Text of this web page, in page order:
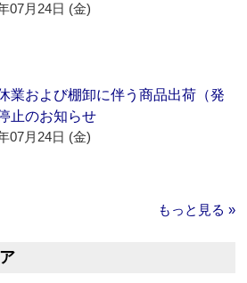
07月24日 (金)
業および棚卸に伴う商品出荷（発
止のお知らせ
07月24日 (金)
もっと見る »